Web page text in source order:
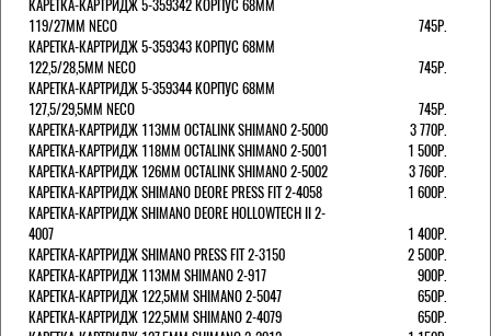
КАРЕТКА-КАРТРИДЖ 5-359342 КОРПУС 68ММ
119/27ММ NECO
745Р.
КАРЕТКА-КАРТРИДЖ 5-359343 КОРПУС 68ММ
122,5/28,5ММ NECO
745Р.
КАРЕТКА-КАРТРИДЖ 5-359344 КОРПУС 68ММ
127,5/29,5ММ NECO
745Р.
КАРЕТКА-КАРТРИДЖ 113ММ OCTALINK SHIMANO 2-5000
3 770Р.
КАРЕТКА-КАРТРИДЖ 118ММ OCTALINK SHIMANO 2-5001
1 500Р.
КАРЕТКА-КАРТРИДЖ 126ММ OCTALINK SHIMANO 2-5002
3 760Р.
КАРЕТКА-КАРТРИДЖ SHIMANO DEORE PRESS FIT 2-4058
1 600Р.
КАРЕТКА-КАРТРИДЖ SHIMANO DEORE HOLLOWTECH II 2-
4007
1 400Р.
КАРЕТКА-КАРТРИДЖ SHIMANO PRESS FIT 2-3150
2 500Р.
КАРЕТКА-КАРТРИДЖ 113ММ SHIMANO 2-917
900Р.
КАРЕТКА-КАРТРИДЖ 122,5ММ SHIMANO 2-5047
650Р.
КАРЕТКА-КАРТРИДЖ 122,5ММ SHIMANO 2-4079
650Р.